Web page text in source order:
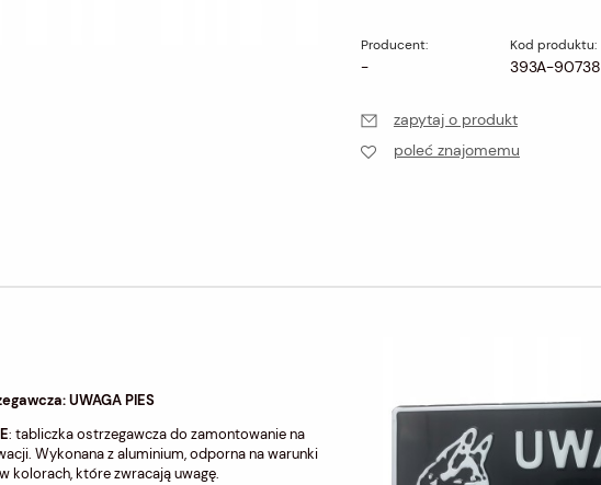
Producent:
-
Kod produktu:
393A-90738
zapytaj o produkt
poleć znajomemu
UWAGA PIES
: tabliczka ostrzegawcza do zamontowanie na
Wykonana z aluminium, odporna na warunki
kolorach, które zwracają uwagę.